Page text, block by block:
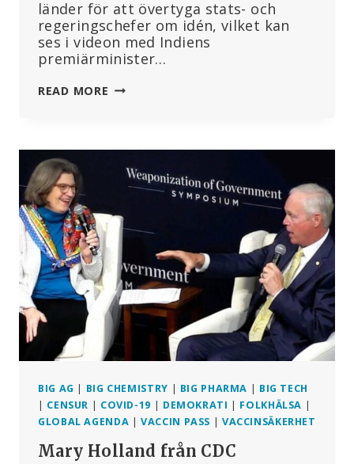
länder för att övertyga stats- och
regeringschefer om idén, vilket kan
ses i videon med Indiens
premiärminister…
READ MORE ÖKAD
DIGITALA
ATT
KONTROLLERA
BETALNINGAR,
HÄLSODATA
OCH
JORDBRUK
BIG AG | BIG CHEMISTRY | BIG PHARMA | BIG TECH
| CENSUR | COVID-19 | DEMOKRATI | FOLKHÄLSA |
GLOBAL AGENDA |VACCIN PASS | VACCINSÄKERHET
Mary Holland från CDC